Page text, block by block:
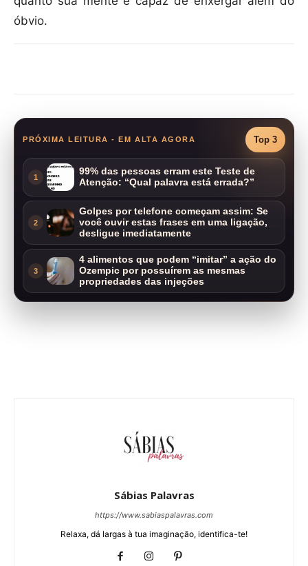
óbvio.
PRÓXIMA LEITURA - EM ALTA AGORA Top 3
1
99% das pessoas erram este Teste de
Atenção: “Qual palavra está errada?”
2
Golpes por telefone começam assim: Se
você ouvir estas frases em uma ligação,
desligue imediatamente
3
4 alimentos que podem “imitar” a ação do
Ozempic por possuírem as mesmas
propriedades das injeções
Sábias Palavras
https://www.sabiaspalavras.com
Relaxa, dá largas à tua imaginação, identifica-te!